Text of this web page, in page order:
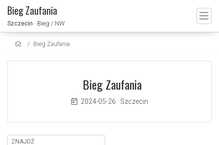
Bieg Zaufania
Szczecin · Bieg / NW
Bieg Zaufania
Bieg Zaufania
2024-05-26 · Szczecin